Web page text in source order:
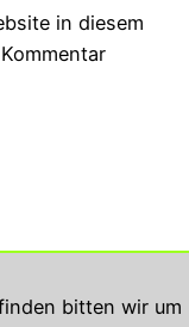
bitten wir um
in diesem